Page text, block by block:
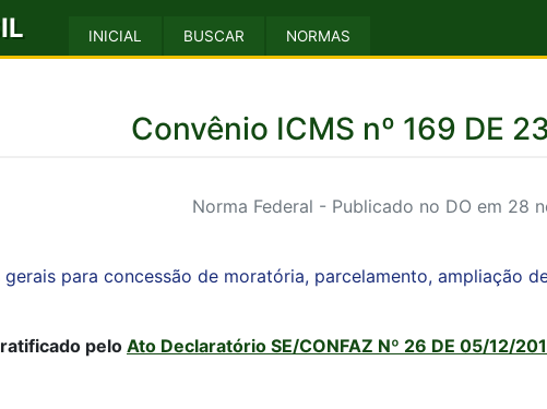
INICIAL BUSCAR NORMAS
Convênio ICMS nº 169 DE
Norma Federal - Publicado no DO em 28
para concessão de moratória, parcelamento, ampliação
pelo Ato Declaratório SE/CONFAZ Nº 26 DE 05/12/